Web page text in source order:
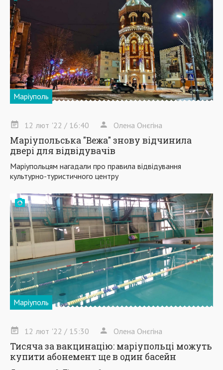
Маріуполь
12 лют '22 / 16:40 Олена Онєгіна
Маріупольська "Вежа" знову відчинила
двері для відвідувачів
Маріупольцям нагадали про правила відвідування
культурно-туристичного центру
Маріуполь
12 лют '22 / 15:30 Олена Онєгіна
Тисяча за вакцинацію: маріупольці можуть
купити абонемент ще в один басейн